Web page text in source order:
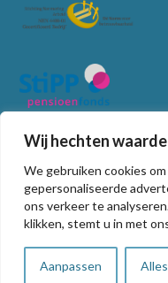
Wij hechten
We gebruiken cookies
gepersonaliseerde
ons verkeer te
klikken, stemt u in met
Aanpassen
©
Non-